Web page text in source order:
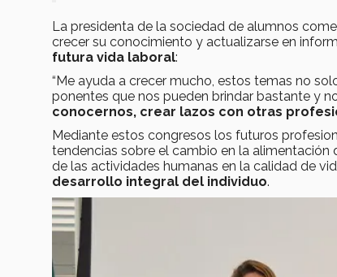
La presidenta de la sociedad de alumnos
crecer su conocimiento y actualizarse en
futura vida laboral:
“Me ayuda a crecer mucho, estos temas no
ponentes que nos pueden brindar bastante y
conocernos, crear lazos con otras
Mediante estos congresos los futuros
tendencias sobre el cambio en la
de las actividades humanas en la calidad de
desarrollo integral del individuo.